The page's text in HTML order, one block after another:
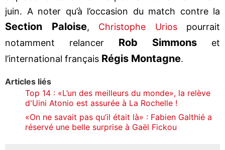
juin. A noter qu’à l’occasion du match contre la
Section Paloise, Christophe Uriospourrait
notamment relancer Rob Simmons et
l’international français Régis Montagne.
Articles liés
Top 14 : «L’un des meilleurs du monde», la relève
d'Uini Atonio est assurée à La Rochelle !
«On ne savait pas qu’il était là» : Fabien Galthié a
réservé une belle surprise à Gaël Fickou